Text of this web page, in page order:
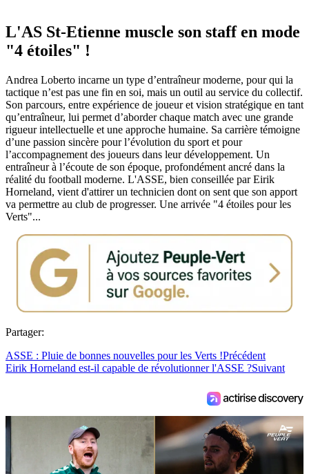
L'AS St-Etienne muscle son staff en mode
"4 étoiles" !
Andrea Loberto incarne un type d’entraîneur moderne, pour qui la
tactique n’est pas une fin en soi, mais un outil au service du collectif.
Son parcours, entre expérience de joueur et vision stratégique en tant
qu’entraîneur, lui permet d’aborder chaque match avec une grande
rigueur intellectuelle et une approche humaine. Sa carrière témoigne
d’une passion sincère pour l’évolution du sport et pour
l’accompagnement des joueurs dans leur développement. Un
entraîneur à l’écoute de son époque, profondément ancré dans la
réalité du football moderne. L'ASSE, bien conseillée par Eirik
Horneland, vient d'attirer un technicien dont on sent que son apport
va permettre au club de progresser. Une arrivée "4 étoiles pour les
Verts"...
Partager:
ASSE : Pluie de bonnes nouvelles pour les Verts !Précédent
Eirik Horneland est-il capable de révolutionner l'ASSE ?Suivant